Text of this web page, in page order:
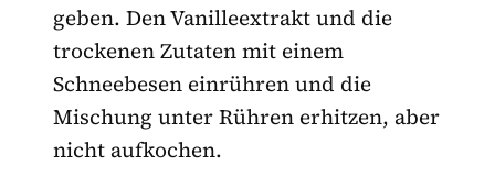
geben. Den Vanilleextrakt und die
trockenen Zutaten mit einem
Schneebesen einrühren und die
Mischung unter Rühren erhitzen, aber
nicht aufkochen.